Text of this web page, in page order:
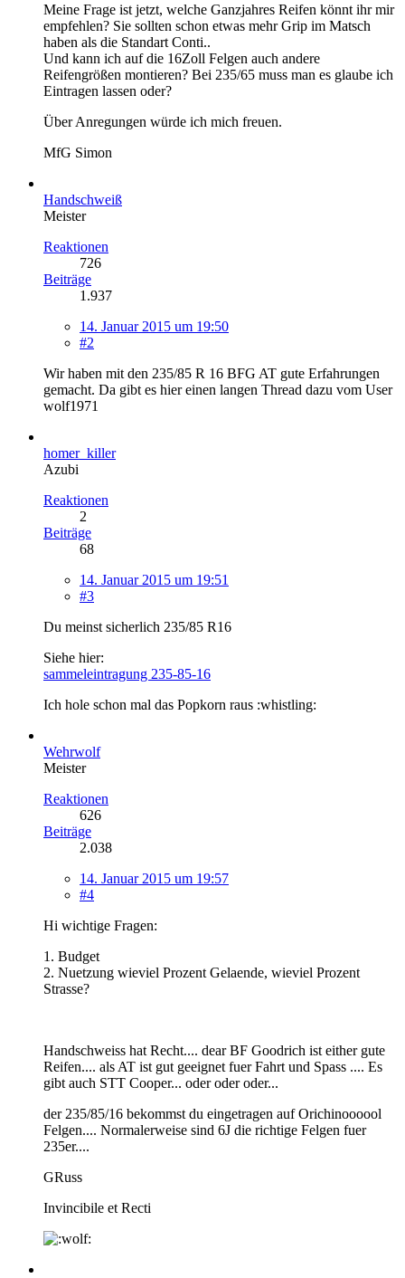
Meine Frage ist jetzt, welche Ganzjahres Reifen könnt ihr mir
empfehlen? Sie sollten schon etwas mehr Grip im Matsch
haben als die Standart Conti..
Und kann ich auf die 16Zoll Felgen auch andere
Reifengrößen montieren? Bei 235/65 muss man es glaube ich
Eintragen lassen oder?
Über Anregungen würde ich mich freuen.
MfG Simon
Handschweiß
Meister
Reaktionen
726
Beiträge
1.937
14. Januar 2015 um 19:50
#2
Wir haben mit den 235/85 R 16 BFG AT gute Erfahrungen
gemacht. Da gibt es hier einen langen Thread dazu vom User
wolf1971
homer_killer
Azubi
Reaktionen
2
Beiträge
68
14. Januar 2015 um 19:51
#3
Du meinst sicherlich 235/85 R16
Siehe hier:
sammeleintragung 235-85-16
Ich hole schon mal das Popkorn raus :whistling:
Wehrwolf
Meister
Reaktionen
626
Beiträge
2.038
14. Januar 2015 um 19:57
#4
Hi wichtige Fragen:
1. Budget
2. Nuetzung wieviel Prozent Gelaende, wieviel Prozent
Strasse?
Handschweiss hat Recht.... dear BF Goodrich ist either gute
Reifen.... als AT ist gut geeignet fuer Fahrt und Spass .... Es
gibt auch STT Cooper... oder oder oder...
der 235/85/16 bekommst du eingetragen auf Orichinoooool
Felgen.... Normalerweise sind 6J die richtige Felgen fuer
235er....
GRuss
Invincibile et Recti